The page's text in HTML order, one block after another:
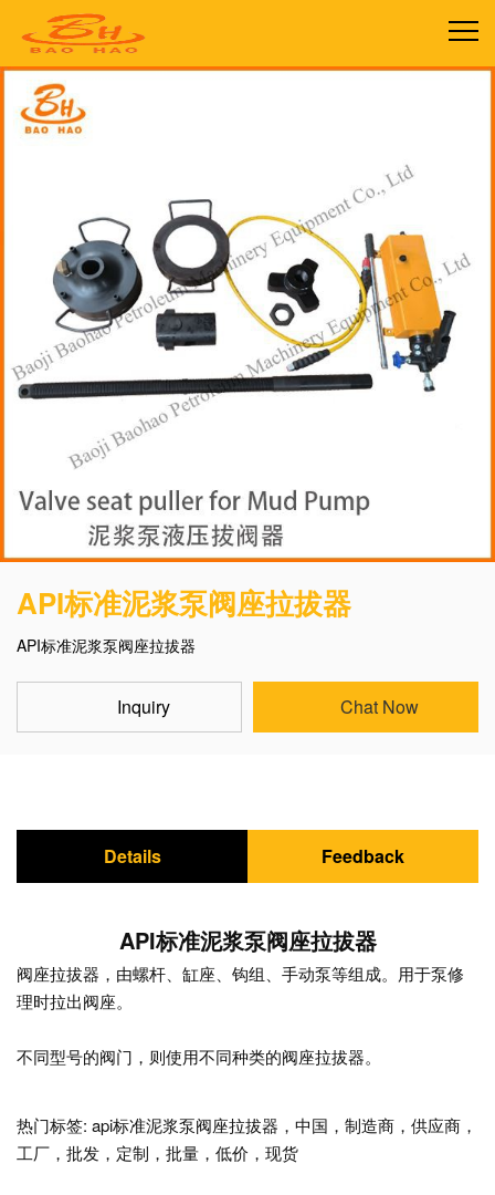
API标准泥浆泵阀座拉拔器
API标准泥浆泵阀座拉拔器
Inquiry Chat Now
Details Feedback
API标准泥浆泵阀座拉拔器
阀座拉拔器，由螺杆、缸座、钩组、手动泵等组成。用于泵修
理时拉出阀座。
不同型号的阀门，则使用不同种类的阀座拉拔器。
热门标签: api标准泥浆泵阀座拉拔器，中国，制造商，供应商，
工厂，批发，定制，批量，低价，现货